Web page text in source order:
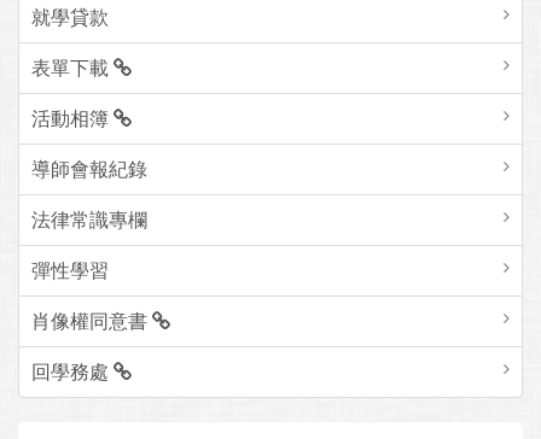
就學貸款
表單下載
活動相簿
導師會報紀錄
法律常識專欄
彈性學習
肖像權同意書
回學務處